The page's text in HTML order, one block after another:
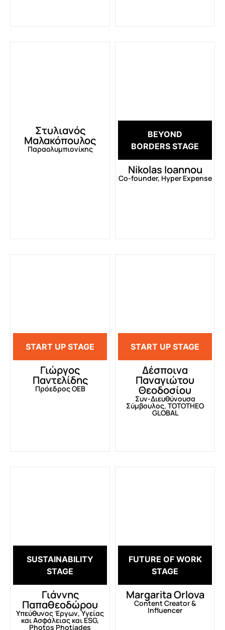
Στυλιανός
Μαλακόπουλος
Παραολυμπιονίκης
BEYOND
BORDERS STAGE
Nikolas Ioannou
Co-founder, Hyper Expense
START UP STAGE
Γιώργος
Παντελίδης
Πρόεδρος ΟΕΒ
START UP STAGE
Δέσποινα
Παναγιώτου
Θεοδοσίου
Συν-Διευθύνουσα
Σύμβουλος, TOTOTHEO
GLOBAL
SUSTAINABILITY
STAGE
Γιάννης
Παπαθεοδώρου
Υπεύθυνος Έργων, Υγείας
και Ασφάλειας και ESG,
Photos Photiades
FUTURE OF WORK
STAGE
Margarita Orlova
Content Creator &
Influencer